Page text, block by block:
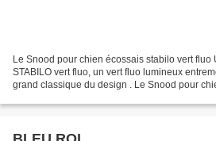
Le Snood pour chien écossais stabilo vert fluo
STABILO vert fluo, un vert fluo lumineux
grand classique du design . Le Snood pour